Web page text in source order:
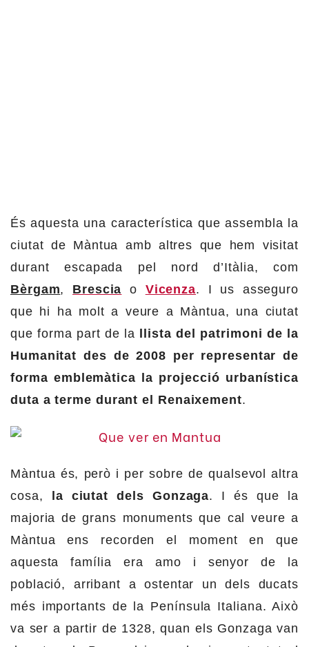
És aquesta una característica que assembla la
ciutat de Màntua amb altres que hem visitat
durant escapada pel nord d’Itàlia, com
Bèrgam, Brescia o Vicenza. I us asseguro
que hi ha molt a veure a Màntua, una ciutat
que forma part de la
llista del patrimoni de la
Humanitat des de 2008 per representar de
forma emblemàtica la projecció urbanística
duta a terme durant el Renaixement.
Màntua és, però i per sobre de qualsevol altra
cosa,
la ciutat dels Gonzaga. I és que la
majoria de grans monuments que cal veure a
Màntua ens recorden el moment en que
aquesta família era amo i senyor de la
població, arribant a ostentar un dels ducats
més importants de la Península Italiana. Això
va ser a partir de 1328, quan els Gonzaga van